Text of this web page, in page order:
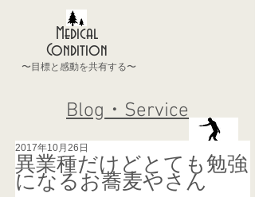
Medical
Condition
〜目標と感動を共有する〜
Blog・Service
異業種だけどとても勉強
になるお蕎麦やさん
2017年10月26日